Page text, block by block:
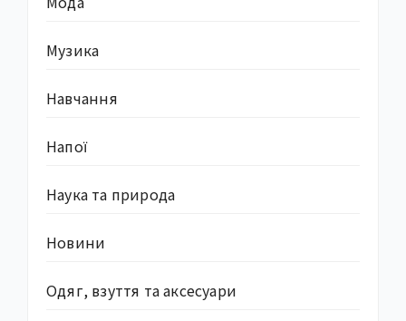
Музика
Навчання
Напої
Наука та природа
Новини
Одяг, взуття та аксесуари